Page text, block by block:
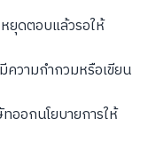
ยุดตอบแล้วรอให้
วามกำกวมหรือเขียน
ออกนโยบายการให้